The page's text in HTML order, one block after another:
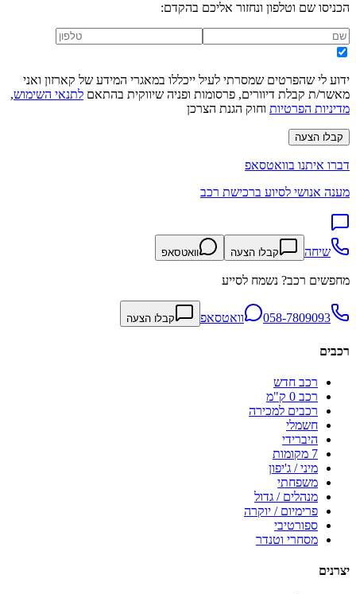
הכניסו שם וטלפון ונחזור אליכם בהקדם:
ידוע לי שהפרטים שמסרתי לעיל ייכללו במאגרי המידע של קארזון ואני
מאשר/ת קבלת דיוורים, פרסומות ופניה שיווקית בהתאם לתנאי השימוש,
מדיניות הפרטיות וחוק הגנת הצרכן
קבלו הצעה
דברו איתנו בוואטסאפ
מענה אנושי לסיוע ברכישת רכב
שיחה קבלו הצעה וואטסאפ
מחפשים רכב? נשמח לסייע
058-7809093 וואטסאפ קבלו הצעה
רכבים
רכב חדש
רכב 0 ק"מ
רכבים למכירה
חשמלי
היברידי
7 מקומות
מיני / ג'יפון
משפחתי
מנהלים / גדול
פרימיום / יוקרה
ספורטיבי
מסחרי וטנדר
יצרנים